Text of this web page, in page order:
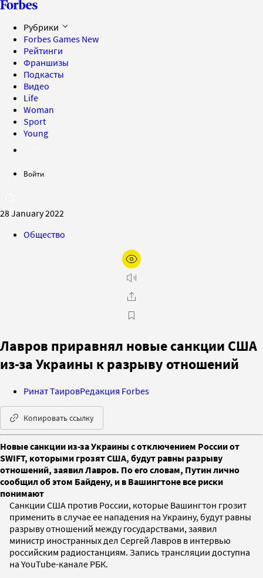
Рубрики
Forbes Games New
Рейтинги
Франшизы
Подкасты
Видео
Life
Woman
Sport
Young
Войти
28 January 2022
Общество
Лавров приравнял новые санкции США
из-за Украины к разрыву отношений
Ринат ТаировРедакция Forbes
Копировать ссылку
Новые санкции из-за Украины с отключением России от
SWIFT, которыми грозят США, будут равны разрыву
отношений, заявил Лавров. По его словам, Путин лично
сообщил об этом Байдену, и в Вашингтоне все риски
понимают
Санкции США против России, которые Вашингтон грозит
применить в случае ее нападения на Украину, будут равны
разрыву отношений между государствами, заявил
министр иностранных дел Сергей Лавров в интервью
российским радиостанциям. Запись трансляции доступна
на YouTube-канале РБК.